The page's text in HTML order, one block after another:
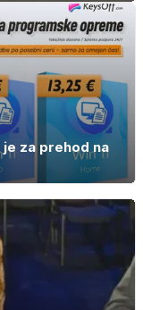
za prehod na